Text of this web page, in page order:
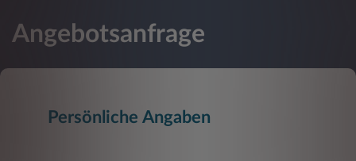
Angebotsanfrage
Persönliche Angaben